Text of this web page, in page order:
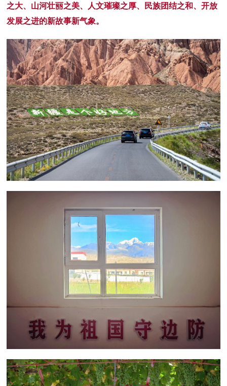
之大、山河壮丽之美、人文璀璨之厚、民族团结之和、开放
发展之进的新故事新气象。